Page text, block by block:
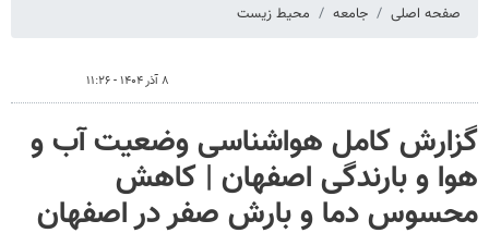
صفحه اصلی جامعه محیط زیست
۸ آذر ۱۴۰۴ - ۱۱:۲۶
گزارش کامل هواشناسی وضعیت آب و
هوا و بارندگی اصفهان | کاهش
محسوس دما و بارش صفر در اصفهان